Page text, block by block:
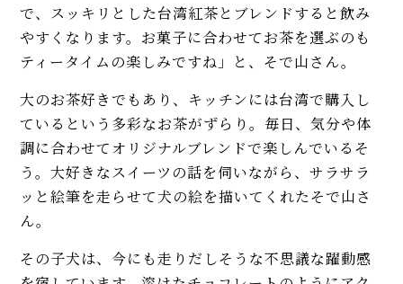
で、スッキリとした台湾紅茶とブレンドすると飲み
やすくなります。お菓子に合わせてお茶を選ぶのも
ティータイムの楽しみですね」と、そで山さん。
大のお茶好きでもあり、キッチンには台湾で購入し
ているという多彩なお茶がずらり。毎日、気分や体
調に合わせてオリジナルブレンドで楽しんでいるそ
う。大好きなスイーツの話を伺いながら、サラサラ
ッと絵筆を走らせて犬の絵を描いてくれたそで山さ
ん。
その子犬は、今にも走りだしそうな不思議な躍動感